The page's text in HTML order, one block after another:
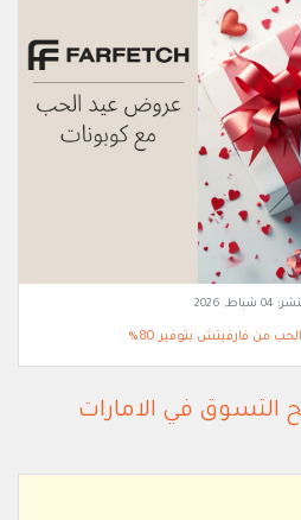
04 شباط, 2026
من فارفيتش بتوفير 80%
التسوق في الامارات